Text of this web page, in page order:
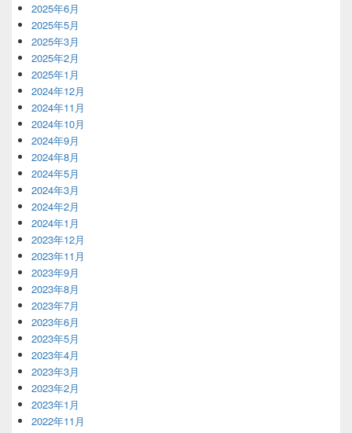
2025年6月
2025年5月
2025年3月
2025年2月
2025年1月
2024年12月
2024年11月
2024年10月
2024年9月
2024年8月
2024年5月
2024年3月
2024年2月
2024年1月
2023年12月
2023年11月
2023年9月
2023年8月
2023年7月
2023年6月
2023年5月
2023年4月
2023年3月
2023年2月
2023年1月
2022年11月